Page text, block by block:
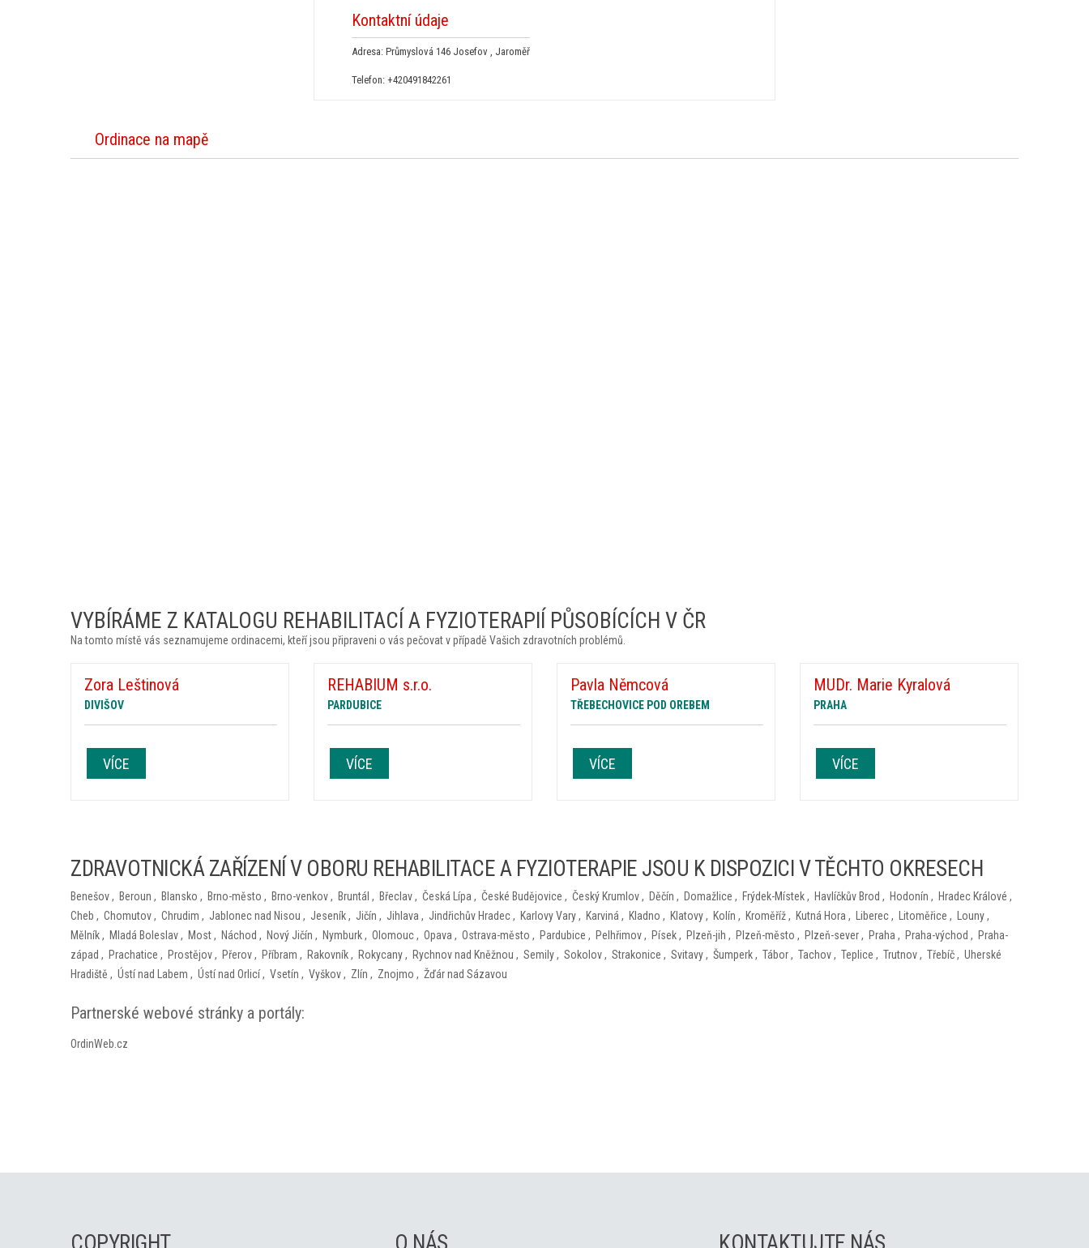
Kontaktní údaje
Adresa: Průmyslová 146 Josefov , Jaroměř
Telefon: +420491842261
Ordinace na mapě
VYBÍRÁME Z KATALOGU REHABILITACÍ A FYZIOTERAPIÍ PŮSOBÍCÍCH V ČR
Na tomto místě vás seznamujeme ordinacemi, kteří jsou připraveni o vás pečovat v případě Vašich zdravotních problémů.
Zora Leštinová
DIVIŠOV
VÍCE
REHABIUM s.r.o.
PARDUBICE
VÍCE
Pavla Němcová
TŘEBECHOVICE POD OREBEM
VÍCE
MUDr. Marie Kyralová
PRAHA
VÍCE
ZDRAVOTNICKÁ ZAŘÍZENÍ V OBORU REHABILITACE A FYZIOTERAPIE JSOU K DISPOZICI V TĚCHTO OKRESECH
Benešov, Beroun , Blansko , Brno-město , Brno-venkov, Bruntál , Břeclav, Česká Lípa , České Budějovice , Český Krumlov, Děčín , Domažlice , Frýdek-Místek, Havlíčkův Brod , Hodonín , Hradec Králové ,
Cheb , Chomutov, Chrudim , Jablonec nad Nisou , Jeseník, Jičín , Jihlava , Jindřichův Hradec, Karlovy Vary, Karviná , Kladno , Klatovy, Kolín , Kroměříž, Kutná Hora , Liberec, Litoměřice , Louny,
Mělník, Mladá Boleslav, Most, Náchod , Nový Jičín , Nymburk, Olomouc, Opava , Ostrava-město , Pardubice , Pelhřimov, Písek, Plzeň-jih , Plzeň-město , Plzeň-sever, Praha , Praha-východ , Praha-
západ , Prachatice , Prostějov, Přerov, Příbram , Rakovník, Rokycany, Rychnov nad Kněžnou , Semily, Sokolov, Strakonice , Svitavy, Šumperk, Tábor, Tachov, Teplice , Trutnov, Třebíč, Uherské
Hradiště , Ústí nad Labem , Ústí nad Orlicí, Vsetín , Vyškov, Zlín , Znojmo , Žďár nad Sázavou
Partnerské webové stránky a portály:
OrdinWeb.cz